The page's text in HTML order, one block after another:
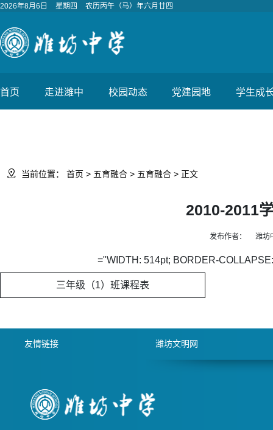
2026年8月6日 星期四 农历丙午（马）年六月廿四
首页 走进潍中 校园动态 党建园地 学生成
 当前位置： 首页 > 五育融合 > 五育融合 > 正文
2010-2011
发布作者： 潍坊
="WIDTH: 514pt; BORDER-
三年级（1）班课程表
友情链接 潍坊文明网